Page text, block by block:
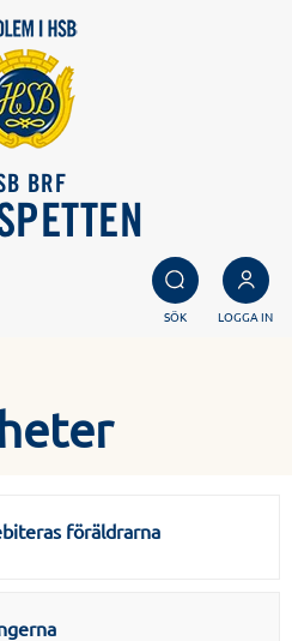
BRF
SÖK LOGGA IN
föräldrarna